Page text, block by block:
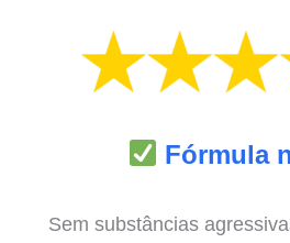
Fórmula
Sem substâncias